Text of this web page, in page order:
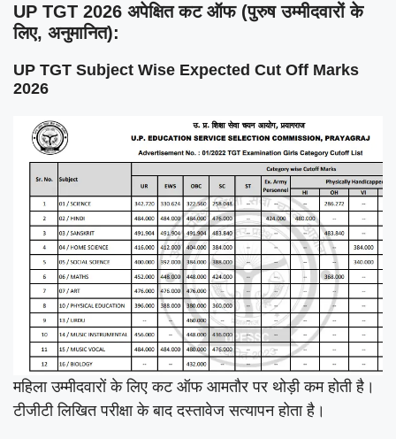
UP TGT 2026 अपेक्षित कट ऑफ (पुरुष उम्मीदवारों के
लिए, अनुमानित):
UP TGT Subject Wise Expected Cut Off Marks
2026
महिला उम्मीदवारों के लिए कट ऑफ आमतौर पर थोड़ी कम होती है।
टीजीटी लिखित परीक्षा के बाद दस्तावेज सत्यापन होता है।